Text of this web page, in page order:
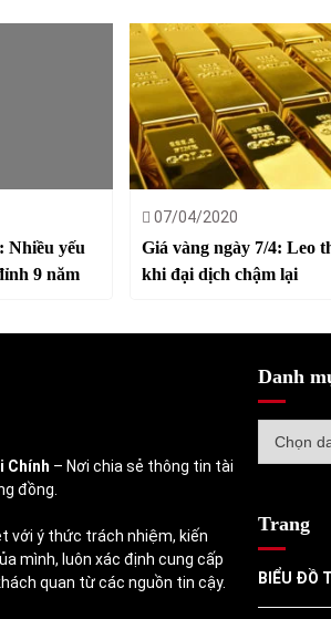
Nhiều yếu
9 năm
07/04/2020
Giá vàng ngày 7/4: Leo
khi đại dịch chậm lại
Chính – Nơi chia sẻ thông tin tài
đồng.
với ý thức trách nhiệm, kiến
mình, luôn xác định cung cấp
quan từ các nguồn tin cậy.
Danh
mục
Trang
BIỂU ĐỒ